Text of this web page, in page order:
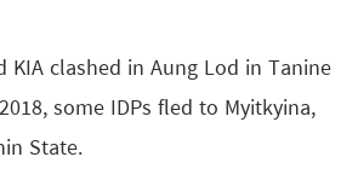
KIA clashed in Aung Lod in Tanine
some IDPs fled to Myitkyina,
State.